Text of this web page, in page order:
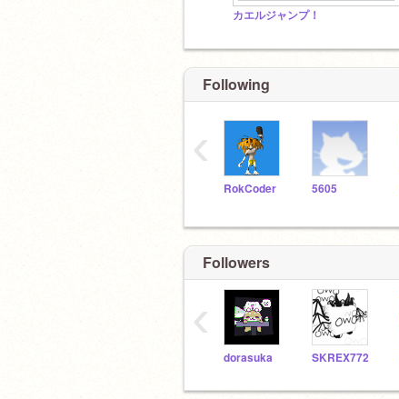
カエルジャンプ！
Following
RokCoder 5605
‹
Followers
dorasuka SKREX772
‹